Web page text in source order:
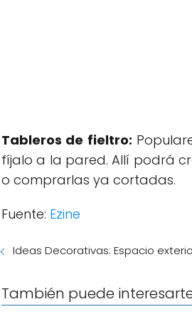
Tableros de fieltro:
fíjalo a la pared. Allí podrá
o comprarlas ya cortadas.
Fuente: Ezine
Ideas Decorativas: Espacio
También puede